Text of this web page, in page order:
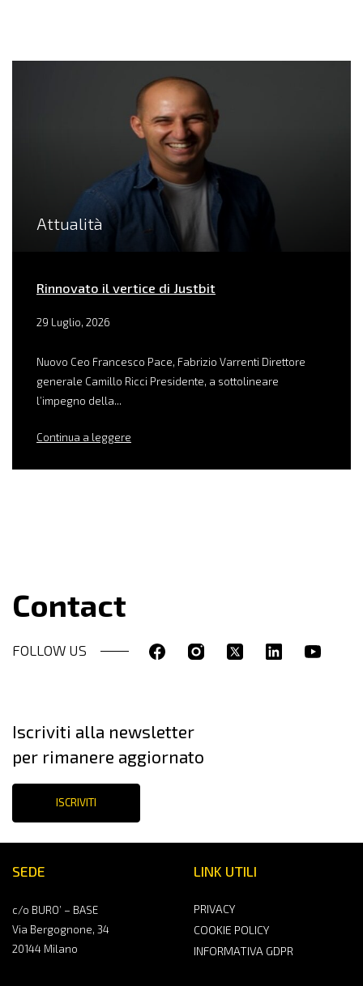
Attualità
Rinnovato il vertice di Justbit
29 Luglio, 2026
Nuovo Ceo Francesco Pace, Fabrizio Varrenti Direttore
generale Camillo Ricci Presidente, a sottolineare
l’impegno della...
Continua a leggere
Contact
FOLLOW US
SEDE
c/o BURO’ – BASE
Via Bergognone, 34
20144 Milano
LINK UTILI
PRIVACY
COOKIE POLICY
INFORMATIVA GDPR
Iscriviti alla newsletter
per rimanere aggiornato
ISCRIVITI